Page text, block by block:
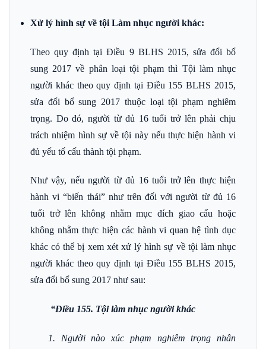
Xử lý hình sự về tội Làm nhục người khác:
Theo quy định tại Điều 9 BLHS 2015, sửa đổi bổ
sung 2017 về phân loại tội phạm thì Tội làm nhục
người khác theo quy định tại Điều 155 BLHS 2015,
sửa đổi bổ sung 2017 thuộc loại tội phạm nghiêm
trọng. Do đó, người từ đủ 16 tuổi trở lên phải chịu
trách nhiệm hình sự về tội này nếu thực hiện hành vi
đủ yếu tố cấu thành tội phạm.
Như vậy, nếu người từ đủ 16 tuổi trở lên thực hiện
hành vi “biến thái” như trên đối với người từ đủ 16
tuổi trở lên không nhằm mục đích giao cấu hoặc
không nhằm thực hiện các hành vi quan hệ tình dục
khác có thể bị xem xét xử lý hình sự về tội làm nhục
người khác theo quy định tại Điều 155 BLHS 2015,
sửa đổi bổ sung 2017 như sau:
“Điều 155. Tội làm nhục người khác
1. Người nào xúc phạm nghiêm trọng nhân